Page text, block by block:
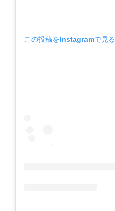
この投稿をInstagramで見る